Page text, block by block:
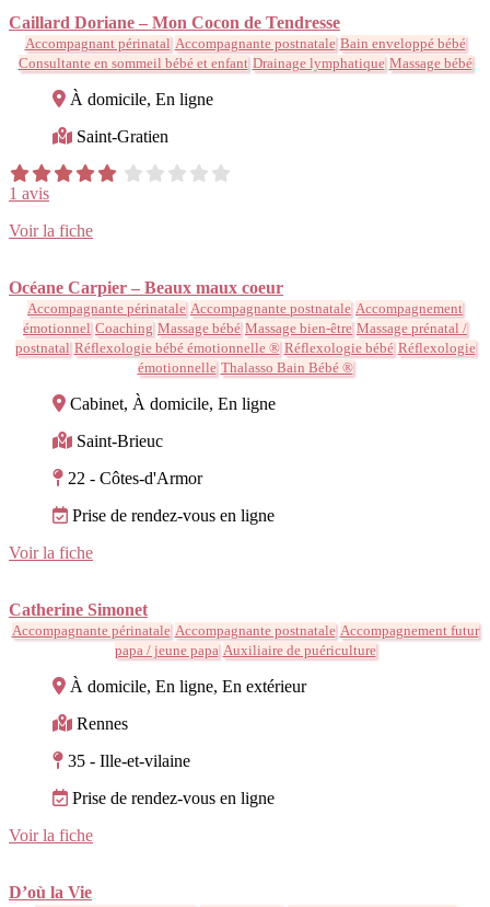
Caillard Doriane – Mon Cocon de Tendresse
Accompagnant périnatal Accompagnante postnatale Bain enveloppé bébé
Consultante en sommeil bébé et enfant Drainage lymphatique Massage bébé
À domicile, En ligne
Saint-Gratien
1 avis
Voir la fiche
Océane Carpier – Beaux maux coeur
Accompagnante périnatale Accompagnante postnatale Accompagnement
émotionnel Coaching Massage bébé Massage bien-être Massage prénatal /
postnatal Réflexologie bébé émotionnelle ® Réflexologie bébé Réflexologie
émotionnelle Thalasso Bain Bébé ®
Cabinet, À domicile, En ligne
Saint-Brieuc
22 - Côtes-d'Armor
Prise de rendez-vous en ligne
Voir la fiche
Catherine Simonet
Accompagnante périnatale Accompagnante postnatale Accompagnement futur
papa / jeune papa Auxiliaire de puériculture
À domicile, En ligne, En extérieur
Rennes
35 - Ille-et-vilaine
Prise de rendez-vous en ligne
Voir la fiche
D’où la Vie